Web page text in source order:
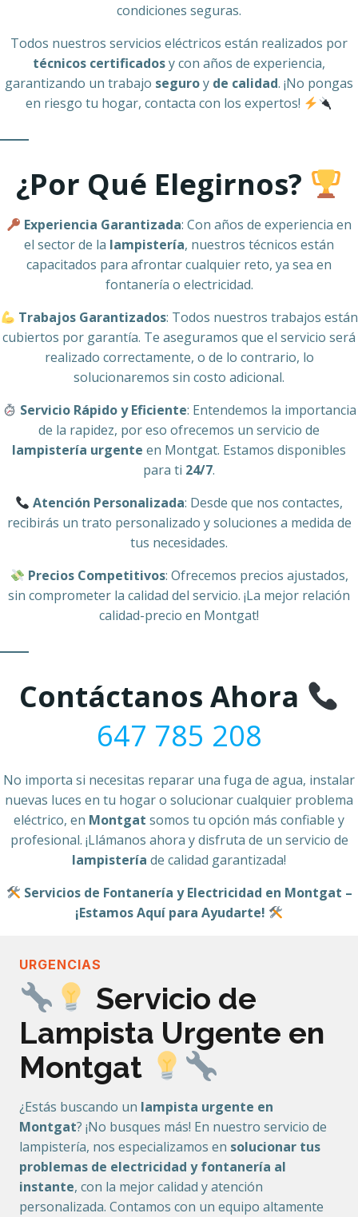
condiciones seguras.
Todos nuestros servicios eléctricos están realizados por
técnicos certificadosy con años de experiencia,
garantizando un trabajo seguroy de calidad. ¡No pongas
en riesgo tu hogar, contacta con los expertos!
¿Por Qué Elegirnos?
Experiencia Garantizada: Con años de experiencia en
el sector de la lampistería, nuestros técnicos están
capacitados para afrontar cualquier reto, ya sea en
fontanería o electricidad.
Trabajos Garantizados: Todos nuestros trabajos están
cubiertos por garantía. Te aseguramos que el servicio será
realizado correctamente, o de lo contrario, lo
solucionaremos sin costo adicional.
Servicio Rápido y Eficiente: Entendemos la importancia
de la rapidez, por eso ofrecemos un servicio de
lampistería urgente en Montgat. Estamos disponibles
para ti 24/7.
Atención Personalizada: Desde que nos contactes,
recibirás un trato personalizado y soluciones a medida de
tus necesidades.
Precios Competitivos: Ofrecemos precios ajustados,
sin comprometer la calidad del servicio. ¡La mejor relación
calidad-precio en Montgat!
Contáctanos Ahora
647 785 208
No importa si necesitas reparar una fuga de agua, instalar
nuevas luces en tu hogar o solucionar cualquier problema
eléctrico, en Montgat somos tu opción más confiable y
profesional. ¡Llámanos ahora y disfruta de un servicio de
lampistería de calidad garantizada!
Servicios de Fontanería y Electricidad en Montgat –
¡Estamos Aquí para Ayudarte!
URGENCIAS
Servicio de
Lampista Urgente en
Montgat
¿Estás buscando un lampista urgente en
Montgat? ¡No busques más! En nuestro servicio de
lampistería, nos especializamos en solucionar tus
problemas de electricidad y fontanería al
instante, con la mejor calidad y atención
personalizada. Contamos con un equipo altamente